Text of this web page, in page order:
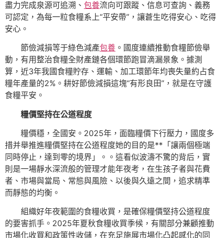
盡力完成泉源可追溯、 包養流向可跟蹤、信息可查詢、義務
可認定，為每一粒食糧系上“平安帶”，讓蒼生吃得安心、吃得
安心。
節儉減損等于綠色減產包養 。國度連續推動食糧節儉舉
動，有用整治食糧全財產鏈各個環節跑冒滴漏景象。據測
算，近3年我國食糧貯存、運輸、加工環節年均喪失量約占食
糧年產量的2%。耕好節儉減損這塊“有形良田”，就是在守護
食糧平安。
糧價堅持在公道程度
糧價穩，全國安。2025年，面臨糧價下行壓力，國度多
措并舉推進糧價堅持在公道程度她的目的是**「讓兩個極端
同時停止，達到零的境界」。。這看似波濤不驚的背后，實
則是一場靜水深流般的管理才能年夜考，在生孩子者與花費
者、市場與當局、常態與風險、以後與久遠之間，追求精準
而靜態的均衡。
組織好年夜範圍的食糧收買，是確保糧價堅持公道程度
的要害抓手。2025年夏秋食糧收買季候，有關部分兼顧推動
市場化收買和政策性收儲，在充足施展市場化凸起感化的同